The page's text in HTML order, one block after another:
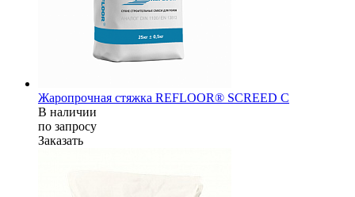
Жаропрочная стяжка REFLOOR® SCREED C
В наличии
по запросу
Заказать